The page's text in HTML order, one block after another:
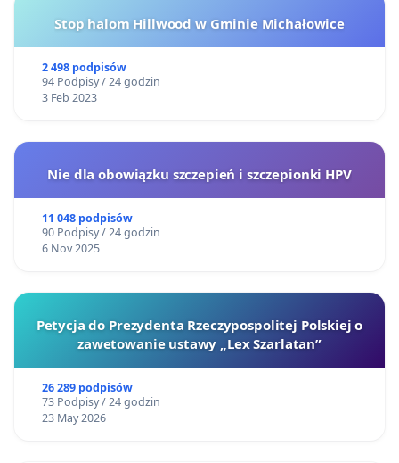
Stop halom Hillwood w Gminie Michałowice
2 498 podpisów
94 Podpisy / 24 godzin
3 Feb 2023
Nie dla obowiązku szczepień i szczepionki HPV
11 048 podpisów
90 Podpisy / 24 godzin
6 Nov 2025
Petycja do Prezydenta Rzeczypospolitej Polskiej o
zawetowanie ustawy „Lex Szarlatan”
26 289 podpisów
73 Podpisy / 24 godzin
23 May 2026